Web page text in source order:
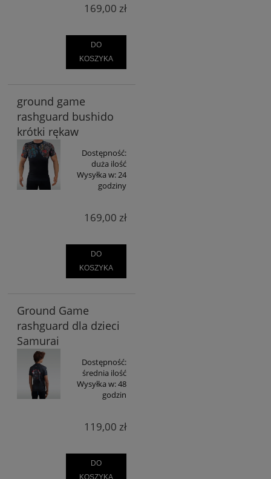
169,00 zł
DO
KOSZYKA
ground game
rashguard bushido
krótki rękaw
Dostępność:
duża ilość
Wysyłka w:24
godziny
169,00 zł
DO
KOSZYKA
Ground Game
rashguard dla dzieci
Samurai
Dostępność:
średnia ilość
Wysyłka w:48
godzin
119,00 zł
DO